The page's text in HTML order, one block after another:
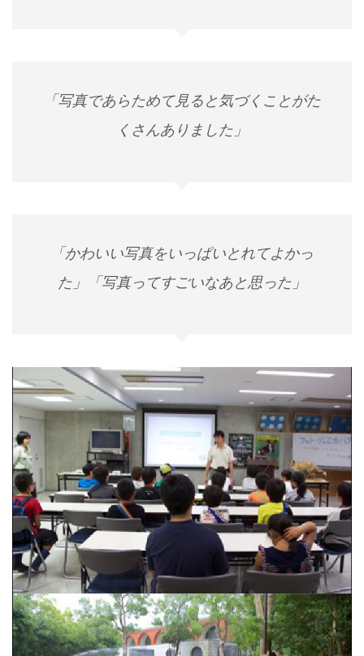
「写真であらためて見ると気づくことがた
くさんありました」
「かわいい写真をいっぱいとれてよかっ
た」「写真ってすごいなあと思った」